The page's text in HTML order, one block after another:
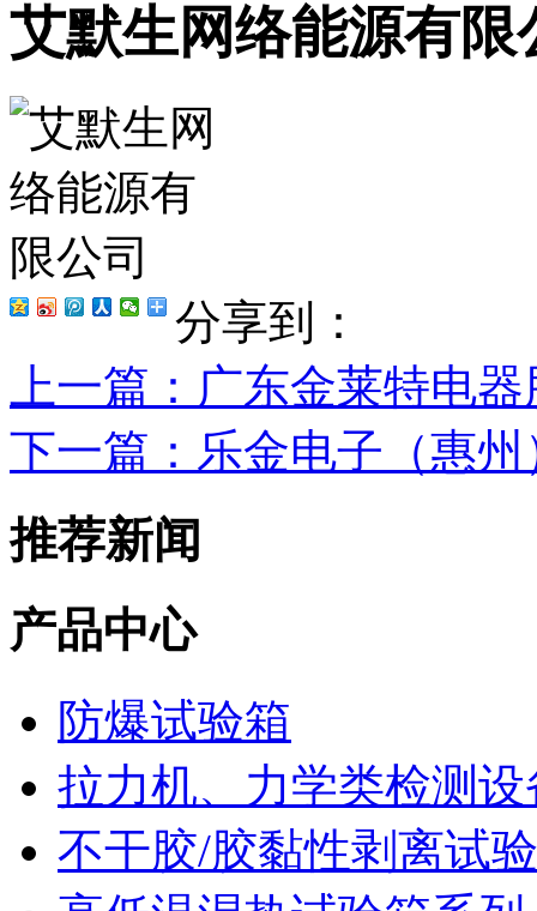
艾默生网络能源有限
分享到：
上一篇 ：广东金莱特电
下一篇 ：乐金电子（惠
推荐新闻
产品中心
防爆试验箱
拉力机、力学类检测设
不干胶/胶黏性剥离试